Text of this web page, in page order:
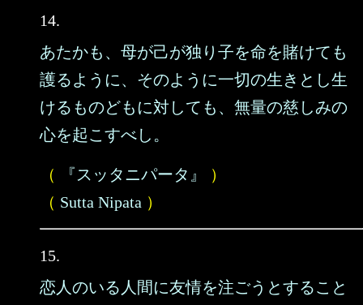
14.
あたかも、母が己が独り子を命を賭けても
護るように、そのように一切の生きとし生
けるものどもに対しても、無量の慈しみの
心を起こすべし。
（ 『スッタニパータ』
）
（ Sutta Nipata ）
15.
恋人のいる人間に友情を注ごうとすること